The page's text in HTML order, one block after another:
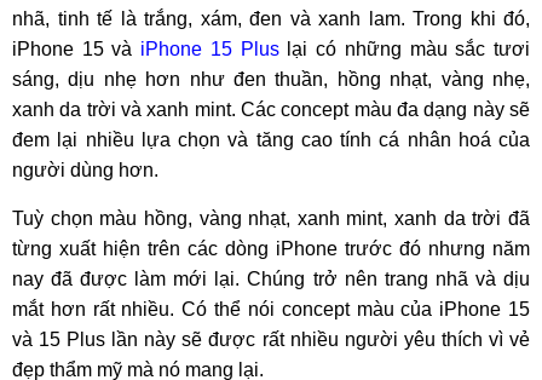
nhã, tinh tế là trắng, xám, đen và xanh lam. Trong khi đó,
iPhone 15 và iPhone 15 Pluslại có những màu sắc tươi
sáng, dịu nhẹ hơn như đen thuần, hồng nhạt, vàng nhẹ,
xanh da trời và xanh mint. Các concept màu đa dạng này sẽ
đem lại nhiều lựa chọn và tăng cao tính cá nhân hoá của
người dùng hơn.
Tuỳ chọn màu hồng, vàng nhạt, xanh mint, xanh da trời đã
từng xuất hiện trên các dòng iPhone trước đó nhưng năm
nay đã được làm mới lại. Chúng trở nên trang nhã và dịu
mắt hơn rất nhiều. Có thể nói concept màu của iPhone 15
và 15 Plus lần này sẽ được rất nhiều người yêu thích vì vẻ
đẹp thẩm mỹ mà nó mang lại.